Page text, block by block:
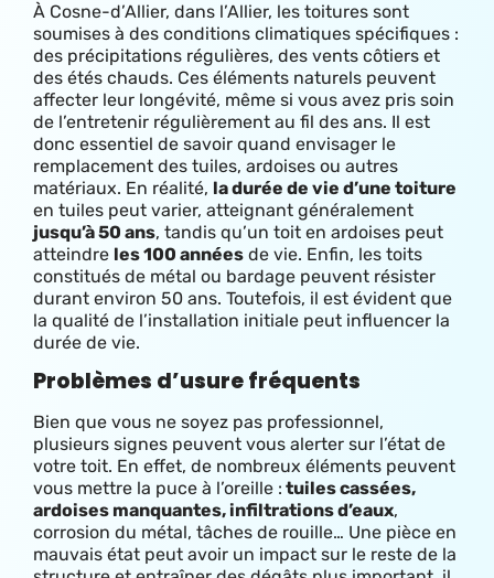
À Cosne-d’Allier, dans l’Allier, les toitures sont
soumises à des conditions climatiques spécifiques :
des précipitations régulières, des vents côtiers et
des étés chauds. Ces éléments naturels peuvent
affecter leur longévité, même si vous avez pris soin
de l’entretenir régulièrement au fil des ans. Il est
donc essentiel de savoir quand envisager le
remplacement des tuiles, ardoises ou autres
matériaux. En réalité, la durée de vie d’une toiture
en tuiles peut varier, atteignant généralement
jusqu’à 50 ans, tandis qu’un toit en ardoises peut
atteindre les 100 années de vie. Enfin, les toits
constitués de métal ou bardage peuvent résister
durant environ 50 ans. Toutefois, il est évident que
la qualité de l’installation initiale peut influencer la
durée de vie.
Problèmes d’usure fréquents
Bien que vous ne soyez pas professionnel,
plusieurs signes peuvent vous alerter sur l’état de
votre toit. En effet, de nombreux éléments peuvent
vous mettre la puce à l’oreille : tuiles cassées,
ardoises manquantes, infiltrations d’eaux,
corrosion du métal, tâches de rouille… Une pièce en
mauvais état peut avoir un impact sur le reste de la